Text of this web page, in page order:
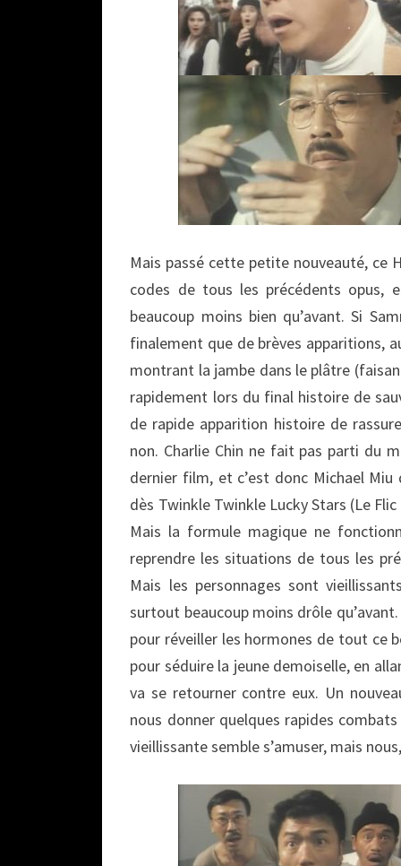
Mais passé cette petite nouveauté, ce
codes de tous les précédents opus,
beaucoup moins bien qu’avant. Si
finalement que de brèves apparitions,
montrant la jambe dans le plâtre
rapidement lors du final histoire de
de rapide apparition histoire de
non. Charlie Chin ne fait pas parti du
dernier film, et c’est donc Michael
dès Twinkle Twinkle Lucky Stars (Le
Mais la formule magique ne
reprendre les situations de tous les
Mais les personnages sont
surtout beaucoup moins drôle
pour réveiller les hormones de tout ce
pour séduire la jeune demoiselle, en
va se retourner contre eux. Un
nous donner quelques rapides
vieillissante semble s’amuser, mais